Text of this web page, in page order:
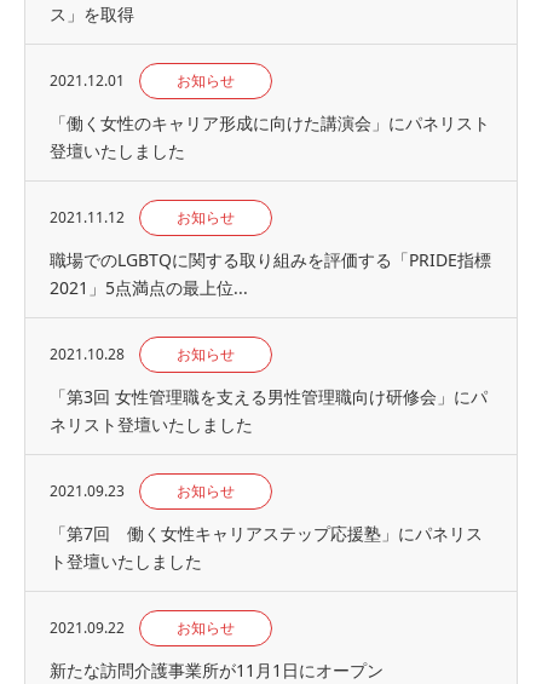
ス」を取得
2021.12.01 お知らせ
「働く女性のキャリア形成に向けた講演会」にパネリスト
登壇いたしました
2021.11.12 お知らせ
職場でのLGBTQに関する取り組みを評価する「PRIDE指標
2021」5点満点の最上位...
2021.10.28 お知らせ
「第3回 女性管理職を支える男性管理職向け研修会」にパ
ネリスト登壇いたしました
2021.09.23 お知らせ
「第7回 働く女性キャリアステップ応援塾」にパネリス
ト登壇いたしました
2021.09.22 お知らせ
新たな訪問介護事業所が11月1日にオープン